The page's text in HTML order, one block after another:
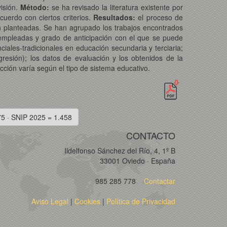
Método: se ha revisado la literatura existente por
con ciertos criterios. Resultados: el proceso de
Se han agrupado los trabajos encontrados
y grado de anticipación con el que se puede
tradicionales en educación secundaria y terciaria;
los datos de evaluación y los obtenidos de la
varía según el tipo de sistema educativo.
· SNIP 2025 = 1.458
CONTACTO
Ildelfonso Sánchez del Río, 4, 1º B
33001 Oviedo · España
985 285 778 Contactar
Aviso Legal | Cookies | Política de Privacidad